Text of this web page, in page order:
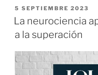
PUBLICADO
EL
5 SEPTIEMBRE 2023
La neurociencia
a la superación